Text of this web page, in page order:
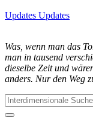
Updates Updates
Was, wenn man das
man in tausend
dieselbe Zeit und
anders. Nur den Weg